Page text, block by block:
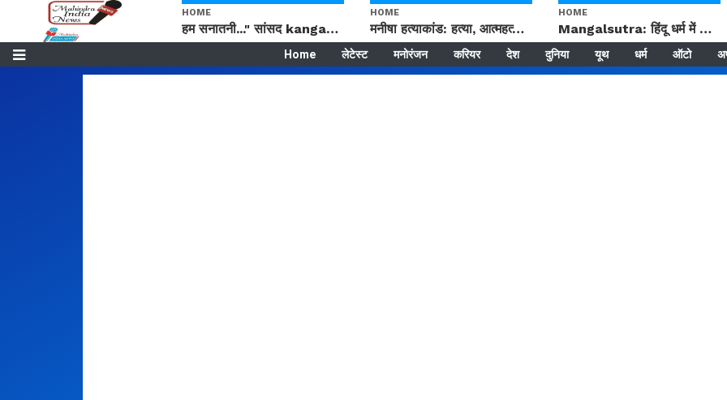
HOME
हम सनातनी..." सांसद kangana Ranaut से क्या बोली लड़की? Viral Jantar-Mantar | CJP protest
HOME
मनीषा हत्याकांड: हत्या, आत्महत्या या कोई बड़ा राज? | Full Story | Josh Haryana
HOME
Mangalsutra: हिंदू धर्म में शादी के बाद मंगलसूत्र क्यों पहनती है महिलाएं, किसने शुरु की ये परंपरा
Home लेटेस्ट मनोरंजन करियर देश दुनिया यूथ धर्म ऑटो